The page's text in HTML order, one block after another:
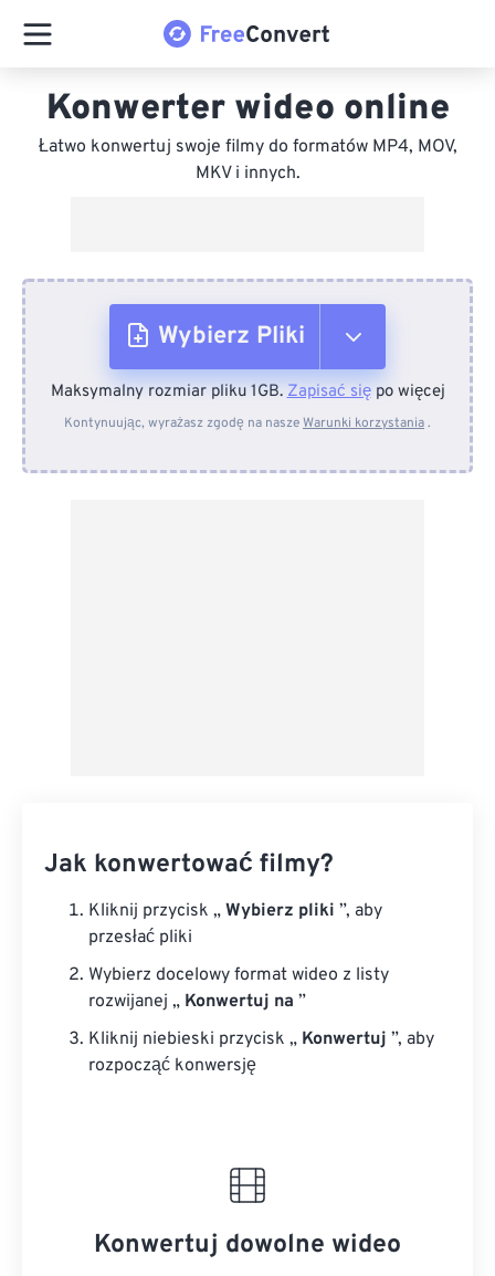
Konwerter wideo online
Łatwo konwertuj swoje filmy do formatów MP4, MOV,
MKV i innych.
Wybierz Pliki
Z urządzenia
Maksymalny rozmiar pliku 1GB.Zapisać siępo więcej
Kontynuując, wyrażasz zgodę na naszeWarunki korzystania.
Jak konwertować filmy?
Kliknij przycisk „ Wybierz pliki ”, aby
przesłać pliki
Wybierz docelowy format wideo z listy
rozwijanej „ Konwertuj na ”
Kliknij niebieski przycisk „ Konwertuj ”, aby
rozpocząć konwersję
Konwertuj dowolne wideo